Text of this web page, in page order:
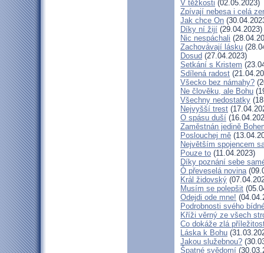
V těžkosti (02.05.2023)
Zpívají nebesa i celá
Jak chce On
Díky ní žijí (29.04.2023)
Nic nespáchali
Zachovávají lásku
Dosud (27.04.2023)
Setkání s Kristem
Sdílená radost
Všecko bez námahy?
Ne člověku, ale Bohu
Všechny nedostatky
Nejvyšší trest
O spásu duší
Zaměstnán jedině
Poslouchej mě
Největším spojencem
Pouze to (11.04.2023)
Díky poznání sebe
Ó převeselá novina
Král židovský
Musím se polepšit
Odejdi ode mne!
Podrobnosti svého
Kříži věrný ze všech
Co dokáže zlá
Láska k Bohu
Jakou služebnou?
Špatné svědomí